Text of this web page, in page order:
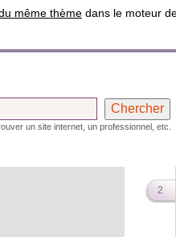
même thème dans le moteur
un site internet, un professionnel, etc.
2